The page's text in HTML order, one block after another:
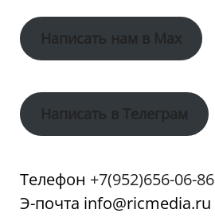
Написать нам в Max
Написать в Телеграм
Телефон +7(952)656-06-86
Э-почта info@ricmedia.ru